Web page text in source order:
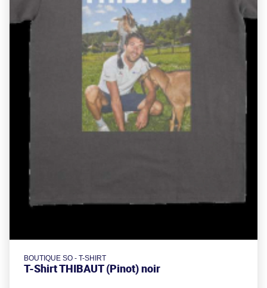
BOUTIQUE SO - T-SHIRT
T-Shirt THIBAUT (Pinot) noir